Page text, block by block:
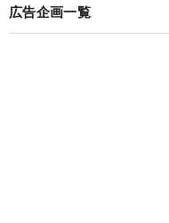
広告企画一覧